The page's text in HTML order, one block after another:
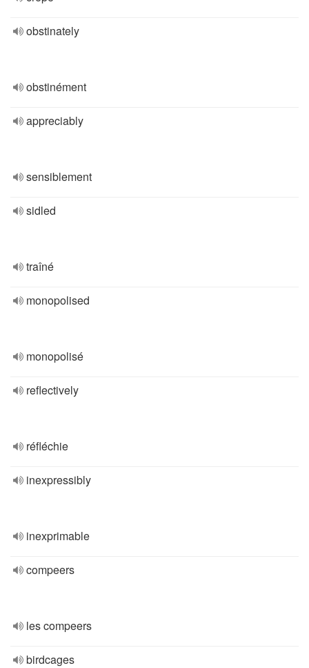
obstinately
obstinément
appreciably
sensiblement
sidled
traîné
monopolised
monopolisé
reflectively
réfléchie
inexpressibly
inexprimable
compeers
les compeers
birdcages